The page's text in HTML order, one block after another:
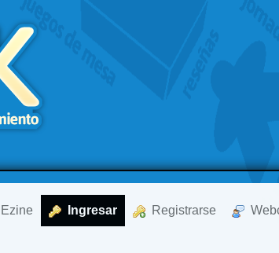
Ezine Ingresar Registrarse